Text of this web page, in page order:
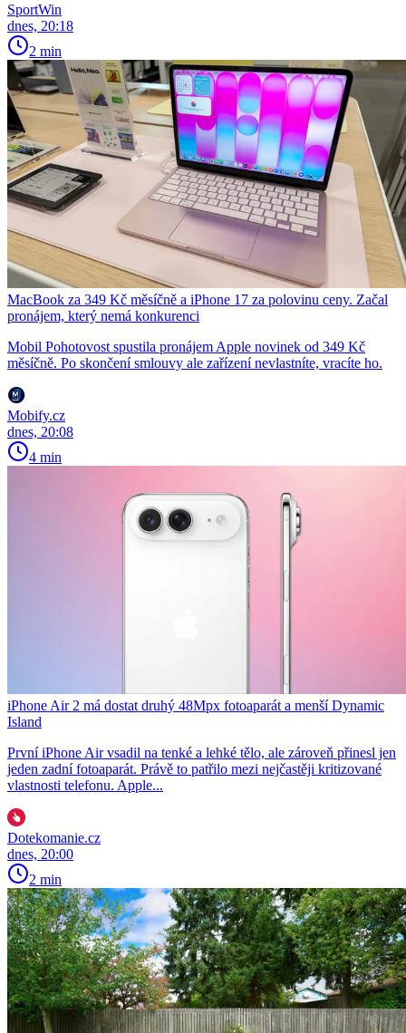
SportWin
dnes, 20:18
2 min
MacBook za 349 Kč měsíčně a iPhone 17 za polovinu ceny. Začal
pronájem, který nemá konkurenci
Mobil Pohotovost spustila pronájem Apple novinek od 349 Kč
měsíčně. Po skončení smlouvy ale zařízení nevlastníte, vracíte ho.
Mobify.cz
dnes, 20:08
4 min
iPhone Air 2 má dostat druhý 48Mpx fotoaparát a menší Dynamic
Island
První iPhone Air vsadil na tenké a lehké tělo, ale zároveň přinesl jen
jeden zadní fotoaparát. Právě to patřilo mezi nejčastěji kritizované
vlastnosti telefonu. Apple...
Dotekomanie.cz
dnes, 20:00
2 min